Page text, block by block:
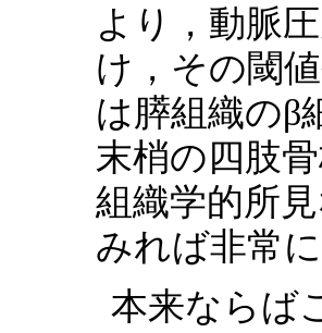
より，動脈
け，その閾
は膵組織のβ
末梢の四肢
組織学的所
みれば非常
本来ならば